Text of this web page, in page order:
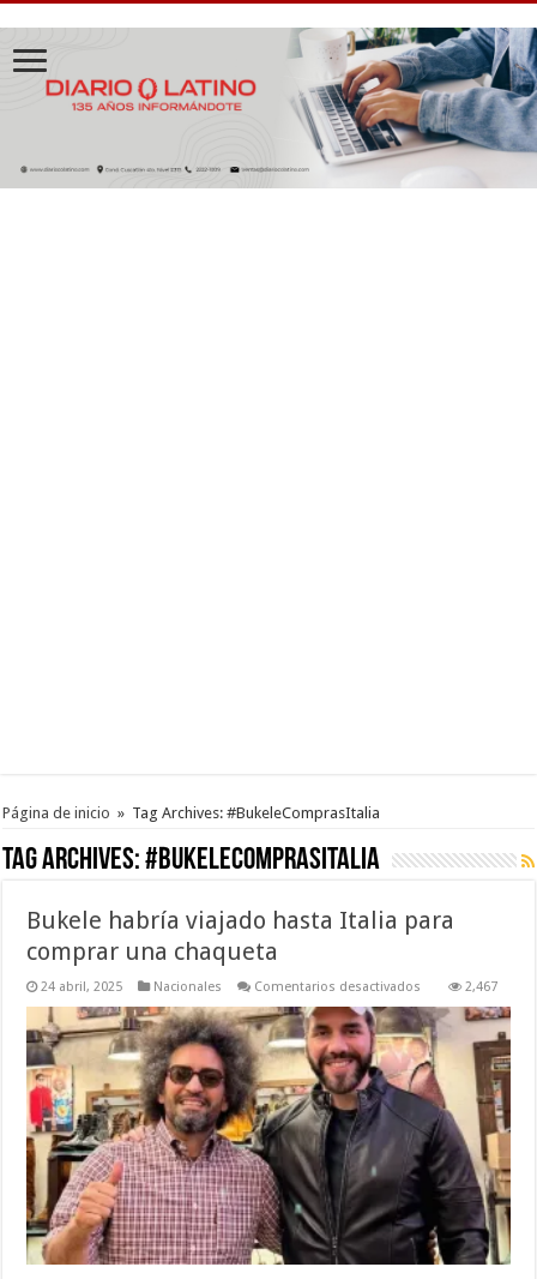
Página de inicio » Tag Archives: #BukeleComprasItalia
Tag Archives:#BukeleComprasItalia
Bukele habría viajado hasta Italia para
comprar una chaqueta
24 abril, 2025 Nacionales Comentarios desactivados
habría
viajado
hasta
Italia
para
comprar
una
chaqueta
2,467